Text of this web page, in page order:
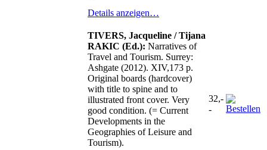
Details anzeigen…
TIVERS, Jacqueline / Tijana
RAKIC (Ed.): Narratives of
Travel and Tourism. Surrey:
Ashgate (2012). XIV,173 p.
Original boards (hardcover)
with title to spine and to
illustrated front cover. Very
good condition. (= Current
Developments in the
Geographies of Leisure and
Tourism).
32,-
-